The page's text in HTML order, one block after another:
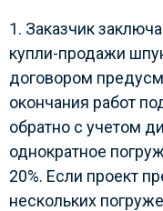
1. Заказчик
купли-продажи
договором
окончания работ
обратно с учетом
однократное
20%. Если проект
нескольких